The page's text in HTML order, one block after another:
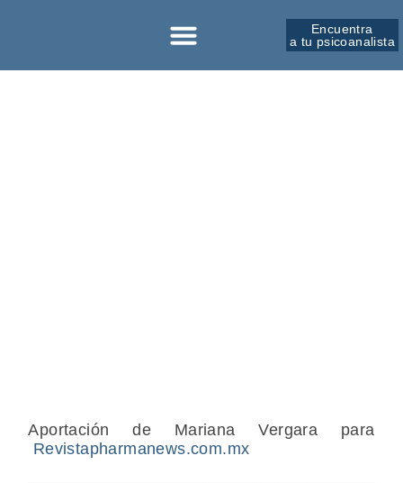
Encuentra
a tu psicoanalista
Aportación de Mariana Vergara para
Revistapharmanews.com.mx